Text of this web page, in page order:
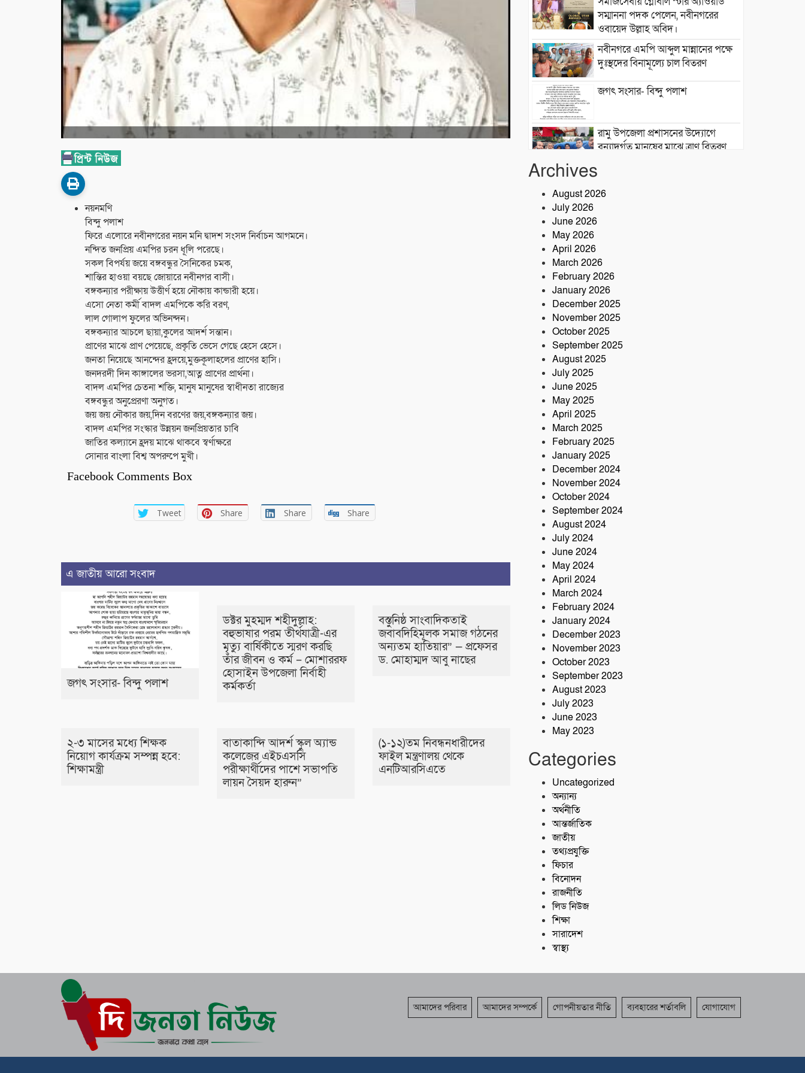
নয়নমণি
বিন্দু পলাশ
ফিরে এলোরে নবীনগরের নয়ন মনি দ্বাদশ সংসদ নির্বাচন আগমনে।
নন্দিত জনপ্রিয় এমপির চরন ধূলি পরেছে।
সকল বিপর্যয় জয়ে বঙ্গবন্ধুর সৈনিকের চমক,
শান্তির হাওয়া বয়ছে জোয়ারে নবীনগর বাসী।
বঙ্গকন্যার পরীক্ষায় উত্তীর্ণ হয়ে নৌকায় কান্ডারী হয়ে।
এসো নেতা কর্মী বাদল এমপিকে করি বরণ,
লাল গোলাপ ফুলের অভিনন্দন।
বঙ্গকন্যার আচলে ছায়া,কুলের আদর্শ সন্তান।
প্রাণের মাঝে প্রাণ পেয়েছে, প্রকৃতি ভেসে গেছে হেসে হেসে।
জনতা নিয়েছে আনন্দের হ্রদয়ে,মুক্তকূলাহলের প্রাণের হাসি।
জনদরদী দিন কাঙ্গালের ভরসা,আত্ন প্রাণের প্রার্থনা।
বাদল এমপির চেতনা শক্তি, মানুষ মানুষের স্বাধীনতা রাজ্যের
বঙ্গবন্ধুর অনুপ্রেরণা অনুগত।
জয় জয় নৌকার জয়,দিন বরণের জয়,বঙ্গকন্যার জয়।
বাদল এমপির সংস্কার উন্নয়ন জনপ্রিয়তার চাবি
জাতির কল্যানে হ্রদয় মাঝে থাকবে স্বর্ণাক্ষরে
সোনার বাংলা বিশ্ব অপরুপে মুখী।
Facebook Comments Box
Tweet Share Share Share
এ জাতীয় আরো সংবাদ
জগৎ সংসার- বিন্দু পলাশ
ডক্টর মুহম্মদ শহীদুল্লাহ:
বহুভাষার পরম তীর্থযাত্রী-এর
মৃত্যু বার্ষিকীতে স্মরণ করছি
তাঁর জীবন ও কর্ম – মোশাররফ
হোসাইন উপজেলা নির্বাহী
কর্মকর্তা
বস্তুনিষ্ঠ সাংবাদিকতাই
জবাবদিহিমূলক সমাজ গঠনের
অন্যতম হাতিয়ার” — প্রফেসর
ড. মোহাম্মদ আবু নাছের
২-৩ মাসের মধ্যে শিক্ষক
নিয়োগ কার্যক্রম সম্পন্ন হবে:
শিক্ষামন্ত্রী
বাতাকান্দি আদর্শ স্কুল অ্যান্ড
কলেজের এইচএসসি
পরীক্ষার্থীদের পাশে সভাপতি
লায়ন সৈয়দ হারুন”
(১-১২)তম নিবন্ধনধারীদের
ফাইল মন্ত্রণালয় থেকে
এনটিআরসিএতে
সম্মাননা পদক পেলেন, নবীনগরের
ওবায়েদ উল্লাহ অবিদ।
নবীনগরে এমপি আব্দুল মান্নানের পক্ষে
দুঃস্থদের বিনামূল্যে চাল বিতরণ
জগৎ সংসার- বিন্দু পলাশ
রামু উপজেলা প্রশাসনের উদ্যোগে
বন্যাদুর্গত মানুষের মাঝে ত্রাণ বিতরণ
৯ নম্বর ওয়ার্ড, দ্রুত সমাধানের দাবি
২৮তম বর্ষে পদার্পণ উপলক্ষে শ্রীশ্রী
লোকনাথ ধামে ১৫ দিনব্যাপী তারকব্রহ্ম
মহানাম যজ্ঞানুষ্ঠান ও নামযজ্ঞ মহোৎসব
সড়ক দুর্ঘটনায় আরেক প্রাণহানি,
কবিরহাটে নিহত ৬০ বছরের কৃষক
Archives
August 2026
July 2026
June 2026
May 2026
April 2026
March 2026
February 2026
January 2026
December 2025
November 2025
October 2025
September 2025
August 2025
July 2025
June 2025
May 2025
April 2025
March 2025
February 2025
January 2025
December 2024
November 2024
October 2024
September 2024
August 2024
July 2024
June 2024
May 2024
April 2024
March 2024
February 2024
January 2024
December 2023
November 2023
October 2023
September 2023
August 2023
July 2023
June 2023
May 2023
Categories
Uncategorized
অন্যান্য
অর্থনীতি
আন্তর্জাতিক
জাতীয়
তথ্যপ্রযুক্তি
ফিচার
বিনোদন
রাজনীতি
লিড নিউজ
শিক্ষা
সারাদেশ
স্বাস্থ্য
আমাদের পরিবার আমাদের সম্পর্কে গোপনীয়তার নীতি ব্যবহারের শর্তাবলি যোগাযোগ